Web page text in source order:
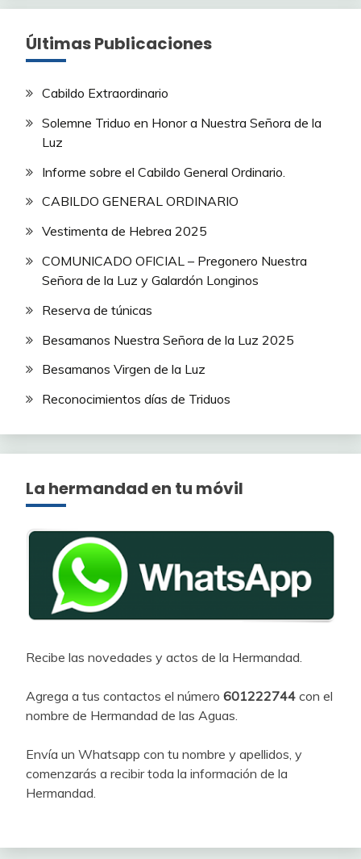
Últimas Publicaciones
Cabildo Extraordinario
Solemne Triduo en Honor a Nuestra Señora de la
Luz
Informe sobre el Cabildo General Ordinario.
CABILDO GENERAL ORDINARIO
Vestimenta de Hebrea 2025
COMUNICADO OFICIAL – Pregonero Nuestra
Señora de la Luz y Galardón Longinos
Reserva de túnicas
Besamanos Nuestra Señora de la Luz 2025
Besamanos Virgen de la Luz
Reconocimientos días de Triduos
La hermandad en tu móvil
Recibe las novedades y actos de la Hermandad.
Agrega a tus contactos el número 601222744 con el
nombre de Hermandad de las Aguas.
Envía un Whatsapp con tu nombre y apellidos, y
comenzarás a recibir toda la información de la
Hermandad.